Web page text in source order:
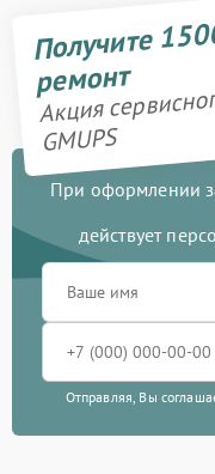
Получите
ремонт
Акция
GMUPS
При оформлении
действует
Отправляя, Вы